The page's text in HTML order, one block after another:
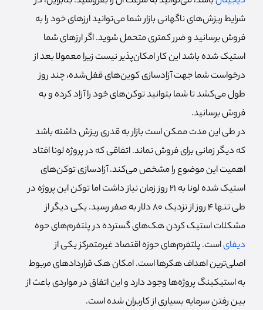
شرایط ریزش‌های ناگهانی بازار شما می‌توانید ارزهای خود را به
فروش برسانید و ضرر کمتری متحمل شوید. اگر ارزهای شما
استیک شده باشد این کار امکان‌پذیر نیست زیرا معمولا بعد از
درخواست شما جهت آزادسازی کوین‌های قفل‌شده، چند روز
طول می‌کشد تا شما بتوانید توکن‌های خود را آزاد کرده و به
فروش برسانید.
در طی این مدت ممکن است بازار به قدری ریزش داشته باشد
که دیگر زمانی برای فروش نماند. اتفاقی که در پروژه لونا افتاد
اهمیت این موضوع را مشخص می‌کند. آزادسازی توکن‌های
استیک شده لونا به 21 روز زمان نیاز داشت اما توکن این پروژه در
طی تنها 4 روز از نزدیک 80 دلار به صفر رسید. یکی دیگر از
مشکلات استیک کردن هک‌های گسترده در پلتفرم‌های حوه
دیفایاست. پلتفرم‌های حوزه اقتصاد غیرمتمرکز یکی از
اصلی‌ترین اهداف هکرها است. امکان هک قراردادهای مربوط
به استیکینگ پروژه‌ها وجود دارد و این اتفاق در مواردی باعث از
بین رفتن سرمایه بسیاری از کاربران شده است.